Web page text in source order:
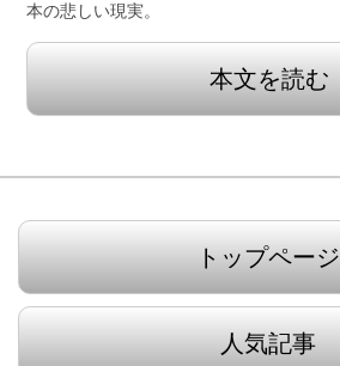
本の悲しい現実。
本文を読む
トップページ
人気記事